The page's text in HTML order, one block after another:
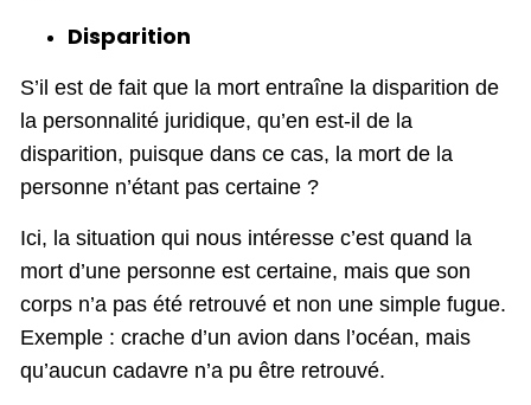
Disparition
S’il est de fait que la mort entraîne la disparition de
la personnalité juridique, qu’en est-il de la
disparition, puisque dans ce cas, la mort de la
personne n’étant pas certaine ?
Ici, la situation qui nous intéresse c’est quand la
mort d’une personne est certaine, mais que son
corps n’a pas été retrouvé et non une simple fugue.
Exemple : crache d’un avion dans l’océan, mais
qu’aucun cadavre n’a pu être retrouvé.